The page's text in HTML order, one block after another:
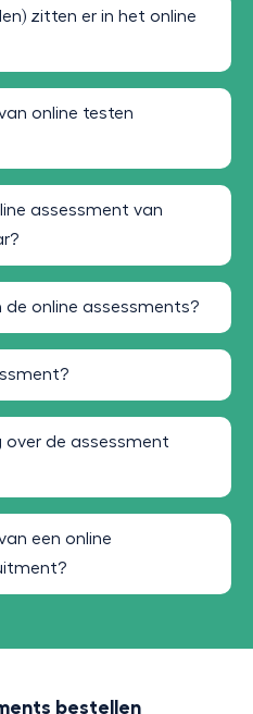
zitten er in het online
online testen
assessment van
online assessments?
over de assessment
een online
bestellen